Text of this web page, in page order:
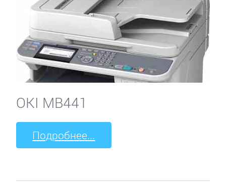
OKI MB441
Подробнее...